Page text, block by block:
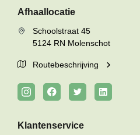
Afhaallocatie
Schoolstraat 45
5124 RN Molenschot
Routebeschrijving
Klantenservice